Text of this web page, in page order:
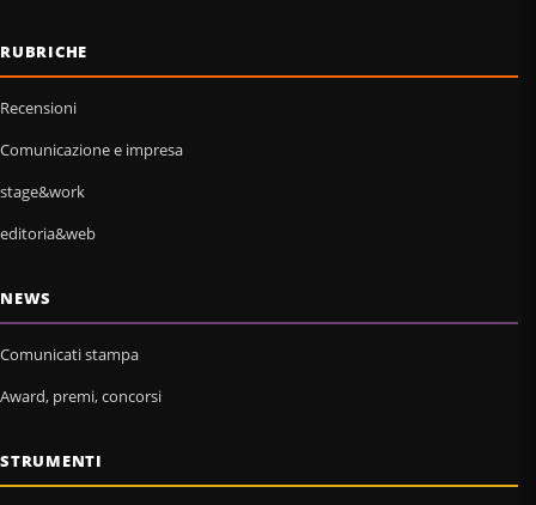
RUBRICHE
Recensioni
Comunicazione e impresa
stage&work
editoria&web
NEWS
Comunicati stampa
Award, premi, concorsi
STRUMENTI